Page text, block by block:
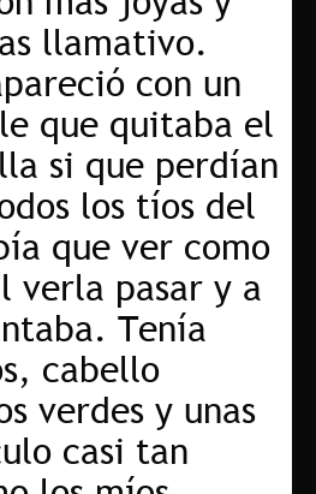
llamativo.
con un
que quitaba el
si que perdían
los tíos del
que ver como
verla pasar y a
Tenía
cabello
verdes y unas
casi tan